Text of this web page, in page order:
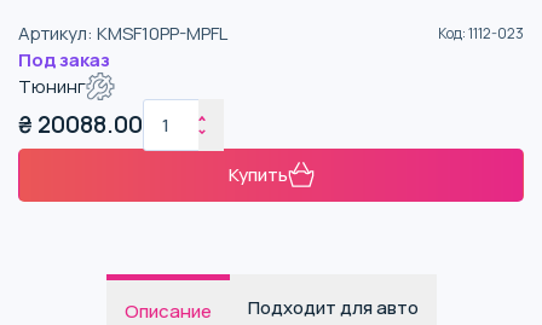
Артикул: KMSF10PP-MPFL Код:1112-023
Под заказ
Тюнинг
₴ 20088.00
Купить
Описание Подходит для авто